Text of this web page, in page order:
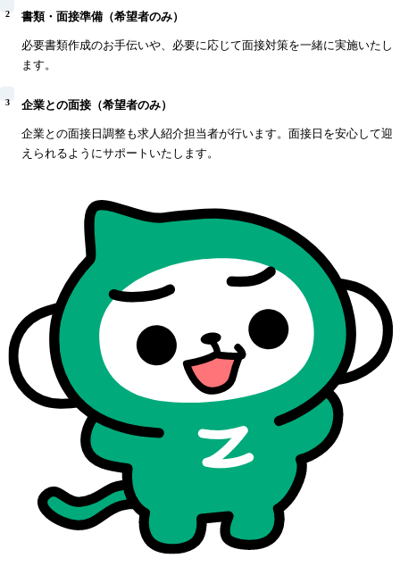
2 書類・面接準備（希望者のみ）
必要書類作成のお手伝いや、必要に応じて面接対策を一緒に実施いたし
ます。
3 企業との面接（希望者のみ）
企業との面接日調整も求人紹介担当者が行います。面接日を安心して迎
えられるようにサポートいたします。